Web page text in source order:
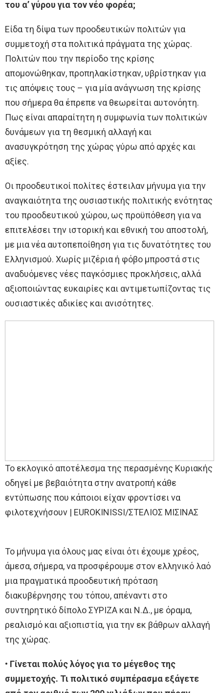
του α’ γύρου για τον νέο φορέα;
Είδα τη δίψα των προοδευτικών πολιτών για
συμμετοχή στα πολιτικά πράγματα της χώρας.
Πολιτών που την περίοδο της κρίσης
απομονώθηκαν, προπηλακίστηκαν, υβρίστηκαν για
τις απόψεις τους – για μία ανάγνωση της κρίσης
που σήμερα θα έπρεπε να θεωρείται αυτονόητη.
Πως είναι απαραίτητη η συμφωνία των πολιτικών
δυνάμεων για τη θεσμική αλλαγή και
ανασυγκρότηση της χώρας γύρω από αρχές και
αξίες.
Οι προοδευτικοί πολίτες έστειλαν μήνυμα για την
αναγκαιότητα της ουσιαστικής πολιτικής ενότητας
του προοδευτικού χώρου, ως προϋπόθεση για να
επιτελέσει την ιστορική και εθνική του αποστολή,
με μια νέα αυτοπεποίθηση για τις δυνατότητες του
Ελληνισμού. Χωρίς μιζέρια ή φόβο μπροστά στις
αναδυόμενες νέες παγκόσμιες προκλήσεις, αλλά
αξιοποιώντας ευκαιρίες και αντιμετωπίζοντας τις
ουσιαστικές αδικίες και ανισότητες.
Το εκλογικό αποτέλεσμα της περασμένης Κυριακής
οδηγεί με βεβαιότητα στην ανατροπή κάθε
εντύπωσης που κάποιοι είχαν φροντίσει να
φιλοτεχνήσουν | ΕUROKINISSI/ΣΤΕΛΙΟΣ ΜΙΣΙΝΑΣ
Το μήνυμα για όλους μας είναι ότι έχουμε χρέος,
άμεσα, σήμερα, να προσφέρουμε στον ελληνικό λαό
μια πραγματικά προοδευτική πρόταση
διακυβέρνησης του τόπου, απέναντι στο
συντηρητικό δίπολο ΣΥΡΙΖΑ και Ν.Δ., με όραμα,
ρεαλισμό και αξιοπιστία, για την εκ βάθρων αλλαγή
της χώρας.
• Γίνεται πολύς λόγος για το μέγεθος της
συμμετοχής. Τι πολιτικό συμπέρασμα εξάγετε